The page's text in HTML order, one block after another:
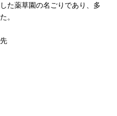
た薬草園の名ごりであり、多
。